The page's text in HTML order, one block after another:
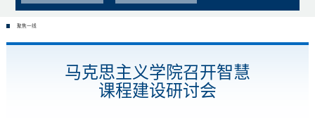
聚焦一线
马克思主义学院召开智慧
课程建设研讨会